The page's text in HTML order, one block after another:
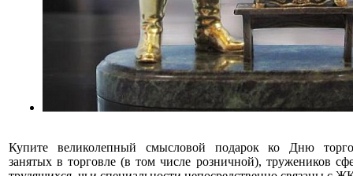
Купите великолепный смысловой подарок ко Дню
занятых в торговле (в том числе розничной), тружеников